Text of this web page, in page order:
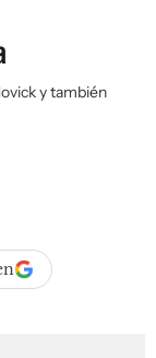
y también